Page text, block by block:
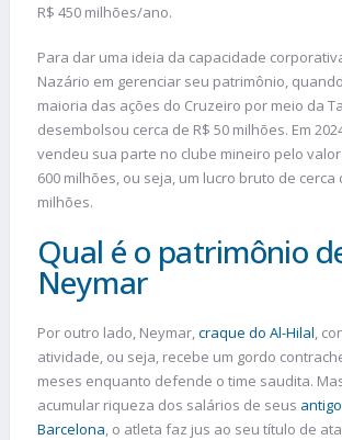
R$ 450 milhões/ano.
Para dar uma ideia da capacidade
Nazário em gerenciar seu patrimônio,
maioria das ações do Cruzeiro por meio da
desembolsou cerca de R$ 50 milhões. Em
vendeu sua parte no clube mineiro pelo
600 milhões, ou seja, um lucro bruto de cerca
milhões.
Qual é o patrimônio
Neymar
Por outro lado, Neymar,craque do Al-Hilal,
atividade, ou seja, recebe um gordo
meses enquanto defende o time saudita.
acumular riqueza dos salários de seus
Barcelona, o atleta faz jus ao seu título de